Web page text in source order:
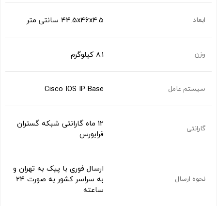
ابعاد 44.5x46x4.5 سانتی متر
وزن 8.1 کیلوگرم
سیستم عامل Cisco IOS IP Base
گارانتی
12 ماه گارانتی شبکه گستران
فرابورس
نحوه ارسال
ارسال فوری با پیک به تهران و
به سراسر کشور به صورت 24
ساعته